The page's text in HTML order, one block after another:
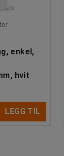
enkel,
hvit
LEGG TIL